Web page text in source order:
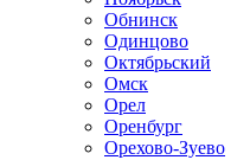
Обнинск
Одинцово
Октябрьский
Омск
Орел
Оренбург
Орехово-Зуево